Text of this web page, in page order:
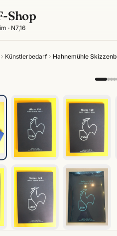
Shop
· N7,16
Künstlerbedarf Hahnemühle